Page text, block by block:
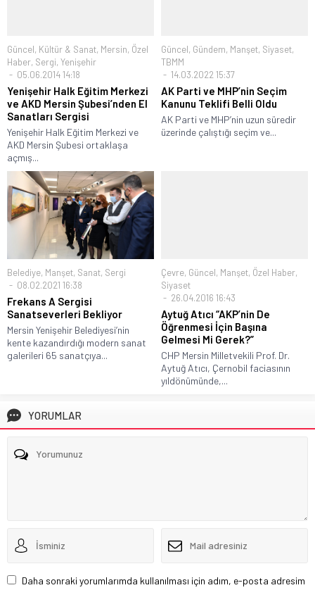
Güncel, Kültür & Sanat, Mersin, Özel
Haber, Sergi, Yenişehir
05.06.2014 14:18
Yenişehir Halk Eğitim Merkezi
ve AKD Mersin Şubesi’nden El
Sanatları Sergisi
Yenişehir Halk Eğitim Merkezi ve
AKD Mersin Şubesi ortaklaşa
açmış...
Güncel, Gündem, Manşet, Siyaset,
TBMM
14.03.2022 15:37
AK Parti ve MHP’nin Seçim
Kanunu Teklifi Belli Oldu
AK Parti ve MHP’nin uzun süredir
üzerinde çalıştığı seçim ve...
Belediye, Manşet, Sanat, Sergi
08.02.2021 16:38
Frekans A Sergisi
Sanatseverleri Bekliyor
Mersin Yenişehir Belediyesi’nin
kente kazandırdığı modern sanat
galerileri 65 sanatçıya...
Çevre, Güncel, Manşet, Özel Haber,
Siyaset
26.04.2016 16:43
Aytuğ Atıcı “AKP’nin De
Öğrenmesi İçin Başına
Gelmesi Mi Gerek?”
CHP Mersin Milletvekili Prof. Dr.
Aytuğ Atıcı, Çernobil faciasının
yıldönümünde,...
YORUMLAR
Daha sonraki yorumlarımda kullanılması için adım, e-posta adresim